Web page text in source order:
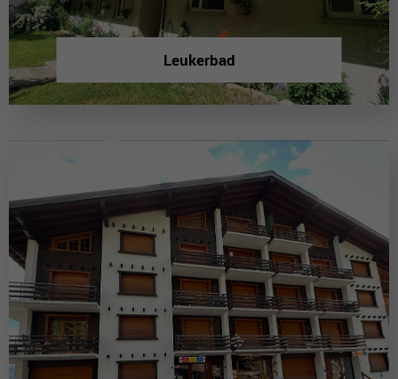
Leukerbad